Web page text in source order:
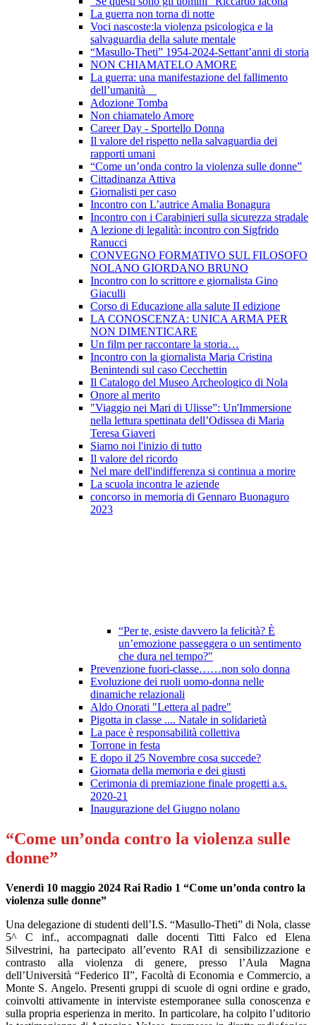
La guerra non torna di notte
Voci nascoste:la violenza psicologica e la
salvaguardia della salute mentale
“Masullo-Theti” 1954-2024-Settant’anni di storia
NON CHIAMATELO AMORE
La guerra: una manifestazione del fallimento
dell’umanità
Adozione Tomba
Non chiamatelo Amore
Career Day - Sportello Donna
Il valore del rispetto nella salvaguardia dei
rapporti umani
“Come un’onda contro la violenza sulle donne”
Cittadinanza Attiva
Giornalisti per caso
Incontro con L’autrice Amalia Bonagura
Incontro con i Carabinieri sulla sicurezza stradale
A lezione di legalità: incontro con Sigfrido
Ranucci
CONVEGNO FORMATIVO SUL FILOSOFO
NOLANO GIORDANO BRUNO
Incontro con lo scrittore e giornalista Gino
Giaculli
Corso di Educazione alla salute II edizione
LA CONOSCENZA: UNICA ARMA PER
NON DIMENTICARE
Un film per raccontare la storia…
Incontro con la giornalista Maria Cristina
Benintendi sul caso Cecchettin
Il Catalogo del Museo Archeologico di Nola
Onore al merito
"Viaggio nei Mari di Ulisse”: Un'Immersione
nella lettura spettinata dell’Odissea di Maria
Teresa Giaveri
Siamo noi l'inizio di tutto
Il valore del ricordo
Nel mare dell'indifferenza si continua a morire
La scuola incontra le aziende
concorso in memoria di Gennaro Buonaguro
2023
“Per te, esiste davvero la felicità? È
un’emozione passeggera o un sentimento
che dura nel tempo?"
Prevenzione fuori-classe……non solo donna
Evoluzione dei ruoli uomo-donna nelle
dinamiche relazionali
Aldo Onorati "Lettera al padre"
Pigotta in classe .... Natale in solidarietà
La pace è responsabilità collettiva
Torrone in festa
E dopo il 25 Novembre cosa succede?
Giornata della memoria e dei giusti
Cerimonia di premiazione finale progetti a.s.
2020-21
Inaugurazione del Giugno nolano
“Come un’onda contro la violenza sulle
donne”
Venerdì 10 maggio 2024 Rai Radio 1 “Come un’onda contro la
violenza sulle donne”
Una delegazione di studenti dell’I.S. “Masullo-Theti” di Nola, classe
5^ C inf., accompagnati dalle docenti Titti Falco ed Elena
Silvestrini, ha partecipato all’evento RAI di sensibilizzazione e
contrasto alla violenza di genere, presso l’Aula Magna
dell’Università “Federico II”, Facoltà di Economia e Commercio, a
Monte S. Angelo. Presenti gruppi di scuole di ogni ordine e grado,
coinvolti attivamente in interviste estemporanee sulla conoscenza e
sulla propria esperienza in merito. In particolare, ha colpito l’uditorio